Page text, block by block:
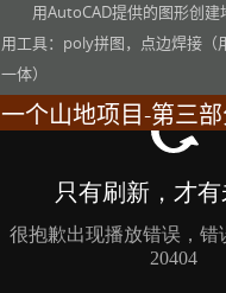
用AutoCAD提供的图形创
用工具：poly拼图，点边焊接（
一体）
一个山地项目-第三